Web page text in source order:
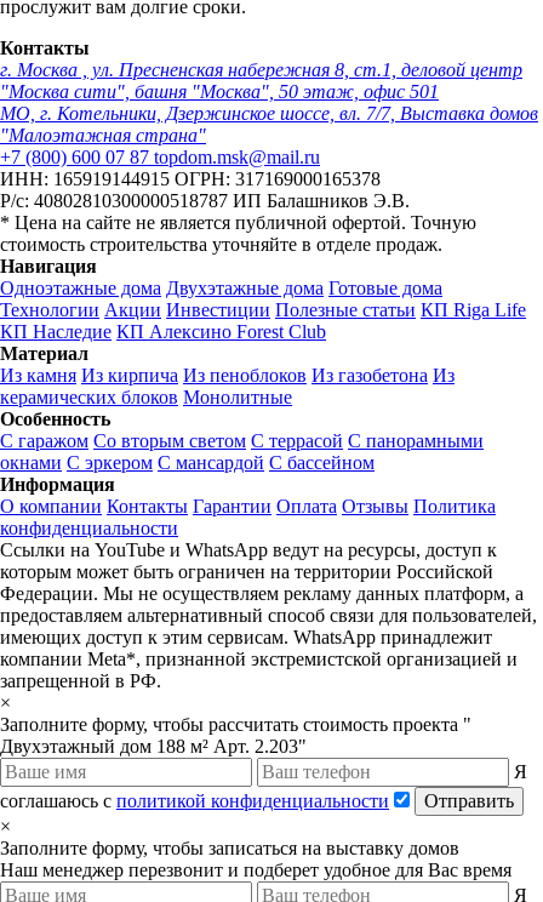
прослужит вам долгие сроки.
Контакты
г. Москва , ул. Пресненская набережная 8, ст.1, деловой центр
"Москва сити", башня "Москва", 50 этаж, офис 501
МО, г. Котельники, Дзержинское шоссе, вл. 7/7, Выставка домов
"Малоэтажная страна"
+7 (800) 600 07 87 topdom.msk@mail.ru
ИНН: 165919144915 ОГРН: 317169000165378
Р/с: 40802810300000518787 ИП Балашников Э.В.
* Цена на сайте не является публичной офертой. Точную
стоимость строительства уточняйте в отделе продаж.
Навигация
Одноэтажные дома Двухэтажные дома Готовые дома
Технологии Акции Инвестиции Полезные статьи КП Riga Life
КП Наследие КП Алексино Forest Club
Материал
Из камня Из кирпича Из пеноблоков Из газобетона Из
керамических блоков Монолитные
Особенность
С гаражом Со вторым светом С террасой С панорамными
окнами С эркером С мансардой С бассейном
Информация
О компании Контакты Гарантии Оплата Отзывы Политика
конфиденциальности
Ссылки на YouTube и WhatsApp ведут на ресурсы, доступ к
которым может быть ограничен на территории Российской
Федерации. Мы не осуществляем рекламу данных платформ, а
предоставляем альтернативный способ связи для пользователей,
имеющих доступ к этим сервисам. WhatsApp принадлежит
компании Meta*, признанной экстремистской организацией и
запрещенной в РФ.
×
Заполните форму, чтобы рассчитать стоимость проекта "
Двухэтажный дом 188 м² Арт. 2.203"
Я
соглашаюсь с политикой конфиденциальности
Отправить
×
Заполните форму, чтобы записаться на выставку домов
Наш менеджер перезвонит и подберет удобное для Вас время
Я